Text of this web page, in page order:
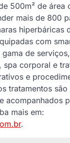
500m² de área
mais de 800
hiperbáricas
com
de
spa corporal e
e
tratamentos
acompanhados
mais em:
.